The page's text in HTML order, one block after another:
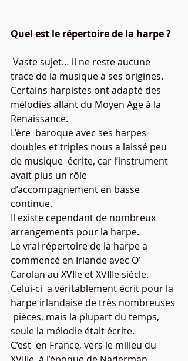
Quel est le répertoire de la harpe ?
trace de la musique à ses origines.
Certains harpistes ont adapté des
mélodies allant du Moyen Age à la
Renaissance.
L’ère  baroque avec ses harpes
doubles et triples nous a laissé peu
de musique  écrite, car l’instrument
avait plus un rôle
d’accompagnement en basse
continue.
Il existe cependant de nombreux
arrangements pour la harpe.
Le vrai répertoire de la harpe a
commencé en Irlande avec O’
Carolan au XVIIe et XVIIIe siècle.
Celui-ci  a véritablement écrit pour la
harpe irlandaise de très nombreuses
pièces, mais la plupart du temps,
seule la mélodie était écrite.
C’est  en France, vers le milieu du